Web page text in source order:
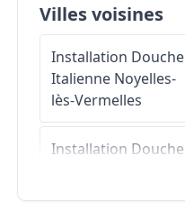
Villes voisines
Installation Douche
Italienne Noyelles-
lès-Vermelles
Installation Douche